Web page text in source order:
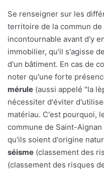
Se renseigner sur les
territoire de la commun
incontournable avant d'y
immobilier, qu'il s'agisse
d'un bâtiment. En cas de
noter qu'une forte
mérule (aussi appelé "la
nécessiter d'éviter
matériau. C'est pourquoi,
commune de Saint-
qu'ils soient d'origine
séisme (classement des
(classement des risques